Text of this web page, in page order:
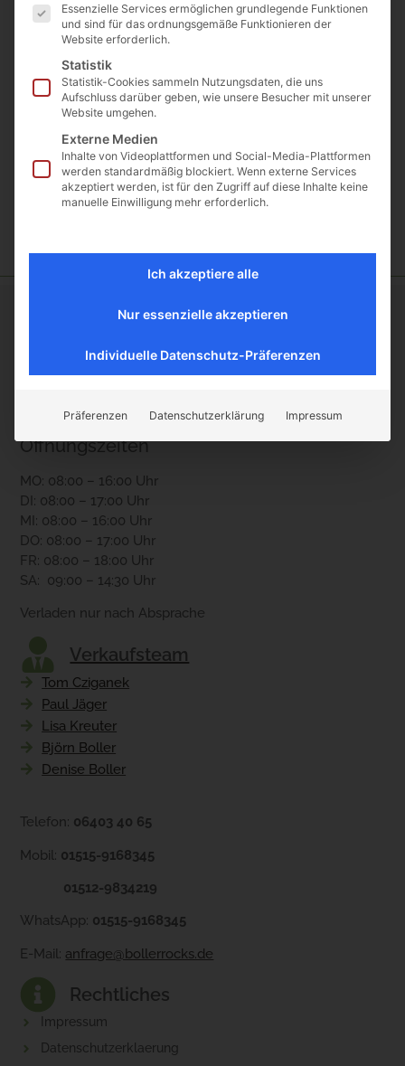
Beschreibung
Guter Boden für Wiesen und Pflanzbeete.
Ideal als Füllboden für einen natürlichen Garten.
Gegen Aufpreis kann der Boden gesiebt werden.
Das Material kann in Kleinmengen (bis 12 Tonnen) nicht
Kontakt
Boller Rocks KG
35428 Langgöns
Öffnungszeiten
MO: 08:00 – 16:00 Uhr
DI: 08:00 – 17:00 Uhr
MI: 08:00 – 16:00 Uhr
DO: 08:00 – 17:00 Uhr
FR: 08:00 – 18:00 Uhr
SA: 09:00 – 14:30 Uhr
Verladen nur nach Absprache
Verkaufsteam
Tom Cziganek
Paul Jäger
Lisa Kreuter
Björn Boller
Denise Boller
Telefon: 06403 40 65
Mobil: 01515-9168345
01512-9834219
WhatsApp: 01515-9168345
E-Mail: anfrage@bollerrocks.de
Rechtliches
Impressum
Datenschutzerklaerung
Essenzielle Services ermöglichen grundlegende Funktionen
und sind für das ordnungsgemäße Funktionieren der
Website erforderlich.
Statistik
Statistik-Cookies sammeln Nutzungsdaten, die uns
Aufschluss darüber geben, wie unsere Besucher mit unserer
Website umgehen.
Externe Medien
Inhalte von Videoplattformen und Social-Media-Plattformen
werden standardmäßig blockiert. Wenn externe Services
akzeptiert werden, ist für den Zugriff auf diese Inhalte keine
manuelle Einwilligung mehr erforderlich.
Ich akzeptiere alle
Nur essenzielle akzeptieren
Individuelle Datenschutz-Präferenzen
Präferenzen Datenschutzerklärung Impressum